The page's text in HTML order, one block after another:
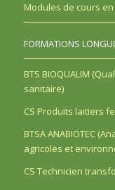
Modules de cours
FORMATIONS
BTS BIOQUALIM
sanitaire)
CS Produits laitiers
BTSA ANABIOTEC
agricoles et
CS Technicien